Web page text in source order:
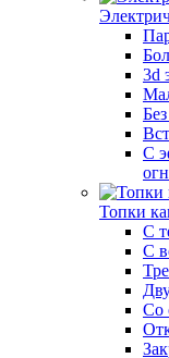
3d
С
Топки
С
С
Со